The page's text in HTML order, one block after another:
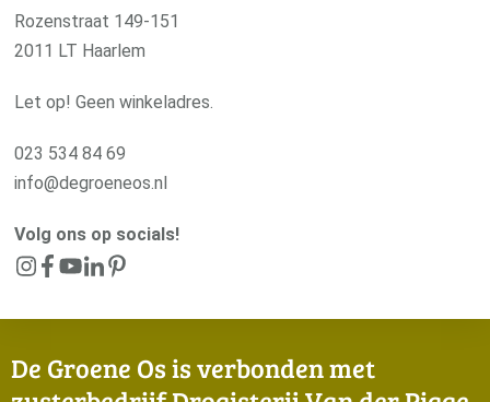
Rozenstraat 149-151
2011 LT Haarlem
Let op! Geen winkeladres.
023 534 84 69
info@degroeneos.nl
Volg ons op socials!
De Groene Os is verbonden met